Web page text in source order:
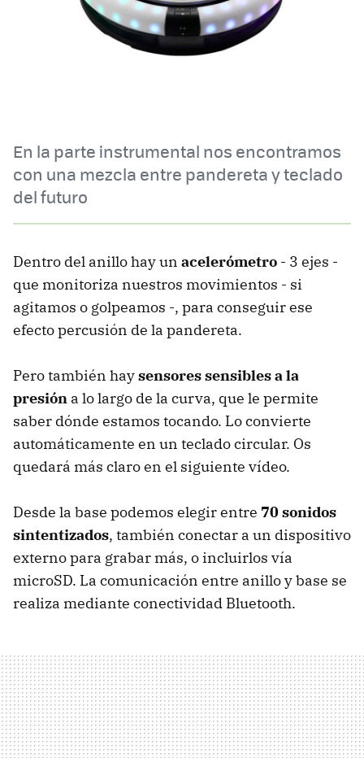
En la parte instrumental nos encontramos
con una mezcla entre pandereta y teclado
del futuro
Dentro del anillo hay un acelerómetro - 3 ejes -
que monitoriza nuestros movimientos - si
agitamos o golpeamos -, para conseguir ese
efecto percusión de la pandereta.
Pero también haysensores sensibles a la
presión a lo largo de la curva, que le permite
saber dónde estamos tocando. Lo convierte
automáticamente en un teclado circular. Os
quedará más claro en el siguiente vídeo.
Desde la base podemos elegir entre 70 sonidos
sintentizados, también conectar a un dispositivo
externo para grabar más, o incluirlos vía
microSD. La comunicación entre anillo y base se
realiza mediante conectividad Bluetooth.